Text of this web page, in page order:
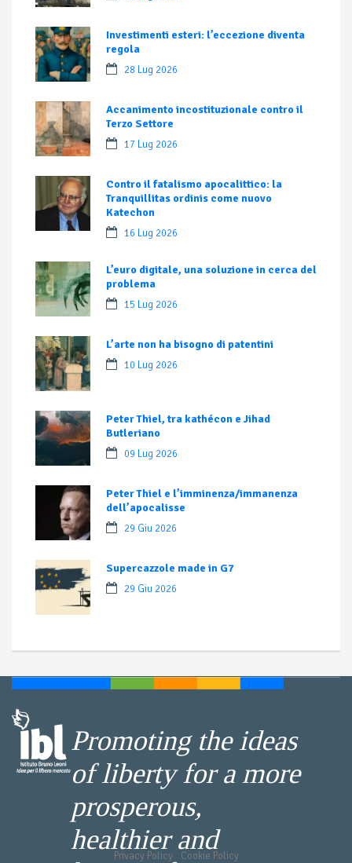
Investimenti esteri: l’eccezione diventa
regola
28 Lug 2026
Accanimento incostituzionale contro il
Terzo Settore
17 Lug 2026
Contro il fatalismo apocalittico: la
Tranquillitas ordinis come nuovo
Katechon
16 Lug 2026
L’euro digitale, una soluzione in cerca del
problema
15 Lug 2026
L’arte non ha bisogno di patentini
10 Lug 2026
Peter Thiel, tra kathécon e Jihad
Butleriano
09 Lug 2026
Peter Thiel e l’imminenza/immanenza
dell’apocalisse
29 Giu 2026
Supercazzole made in G7
29 Giu 2026
Promoting the ideas
of liberty for a more
prosperous,
healthier and
Privacy Policy- Cookie Policy